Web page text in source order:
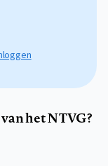
het NTVG?